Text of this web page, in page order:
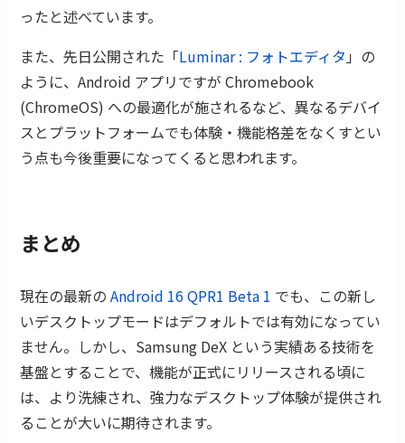
ったと述べています。
また、先日公開された「Luminar : フォトエディタ 」の
ように、Android アプリですが Chromebook
(ChromeOS) への最適化が施されるなど、異なるデバイ
スとプラットフォームでも体験・機能格差をなくすとい
う点も今後重要になってくると思われます。
まとめ
現在の最新のAndroid 16 QPR1 Beta 1 でも、この新し
いデスクトップモードはデフォルトでは有効になってい
ません。しかし、Samsung DeX という実績ある技術を
基盤とすることで、機能が正式にリリースされる頃に
は、より洗練され、強力なデスクトップ体験が提供され
ることが大いに期待されます。